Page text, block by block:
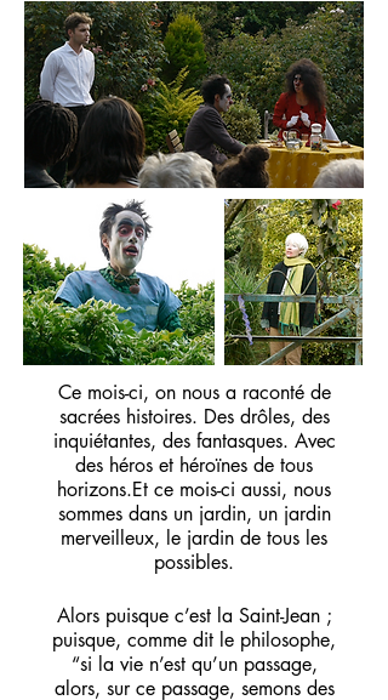
Ce mois-ci, on nous a raconté de
sacrées histoires. Des drôles, des
inquiétantes, des fantasques. Avec
des héros et héroïnes de tous
horizons.Et ce mois-ci aussi, nous
sommes dans un jardin, un jardin
merveilleux, le jardin de tous les
possibles.
Alors puisque c’est la Saint-Jean ;
puisque, comme dit le philosophe,
“si la vie n’est qu’un passage,
alors, sur ce passage, semons des